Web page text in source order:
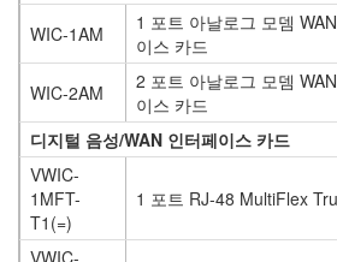
WIC-1AM
1 포트 아날로그 모뎀
이스 카드
WIC-2AM
2 포트 아날로그 모뎀
이스 카드
디지털 음성/WAN 인터페이스 카드
VWIC-
1MFT-
T1(=)
1 포트 RJ-48 MultiFlex
VWIC-